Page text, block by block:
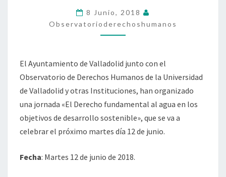
LOS
OBJETIVOS
SOSTENIBLE
8 Junio, 2018
Observatorioderechoshumanos
El Ayuntamiento de Valladolid junto con el
Observatorio de Derechos Humanos de la Universidad
de Valladolid y otras Instituciones, han organizado
una jornada «El Derecho fundamental al agua en los
objetivos de desarrollo sostenible», que se va a
celebrar el próximo martes día 12 de junio.
Fecha: Martes 12 de junio de 2018.